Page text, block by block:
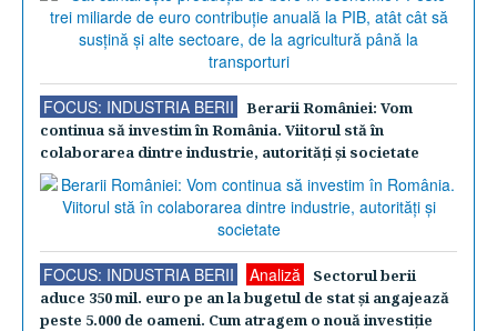
FOCUS: INDUSTRIA BERII
Berarii României: Vom
continua să investim în România. Viitorul stă în
colaborarea dintre industrie, autorităţi şi societate
FOCUS: INDUSTRIA BERII Analiză
Sectorul berii
aduce 350 mil. euro pe an la bugetul de stat şi angajează
peste 5.000 de oameni. Cum atragem o nouă investiţie